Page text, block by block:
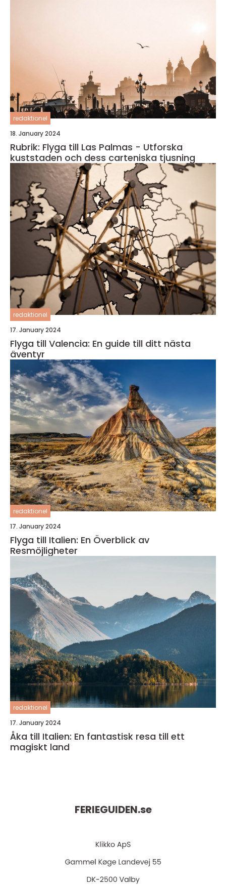
redaktionel
18. January 2024
Rubrik: Flyga till Las Palmas - Utforska
kuststaden och dess carteniska tjusning
redaktionel
17. January 2024
Flyga till Valencia: En guide till ditt nästa
äventyr
redaktionel
17. January 2024
Flyga till Italien: En Överblick av
Resmöjligheter
redaktionel
17. January 2024
Åka till Italien: En fantastisk resa till ett
magiskt land
FERIEGUIDEN.se